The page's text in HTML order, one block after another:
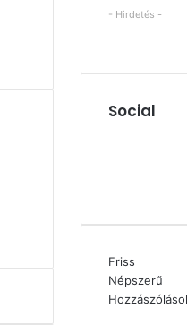
- Hirdetés -
Social
Friss
Népszerű